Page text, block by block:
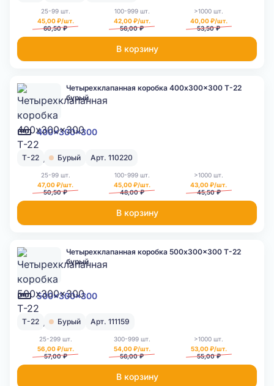
25-99 шт.
45,00 ₽/шт.
60,50 ₽
100-999 шт.
42,00 ₽/шт.
56,00 ₽
>1000 шт.
40,00 ₽/шт.
53,50 ₽
В корзину
400x300x300
Четырехклапанная коробка 400x300x300 Т-22
бурый
Т-22 Бурый Арт. 110220
25-99 шт.
47,00 ₽/шт.
50,50 ₽
100-999 шт.
45,00 ₽/шт.
48,00 ₽
>1000 шт.
43,00 ₽/шт.
45,50 ₽
В корзину
500x300x300
Четырехклапанная коробка 500x300x300 Т-22
бурый
Т-22 Бурый Арт. 111159
25-299 шт.
56,00 ₽/шт.
57,00 ₽
300-999 шт.
54,00 ₽/шт.
56,00 ₽
>1000 шт.
53,00 ₽/шт.
55,00 ₽
В корзину